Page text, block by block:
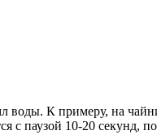
воды. К примеру, на
с паузой 10-20 секунд,